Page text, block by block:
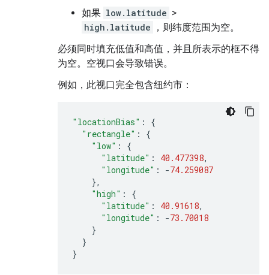
如果 low.latitude >
high.latitude
，则纬度范围为空。
必须同时填充低值和高值，并且所表示的框不得
为空。空视口会导致错误。
例如，此视口完全包含纽约市：
"locationBias" :
{
"rectangle" :
{
"low" :
{
"latitude" : 40.477398,
"longitude" : -74.259087
},
"high" :
{
"latitude" : 40.91618,
"longitude" : -73.70018
}
}
}